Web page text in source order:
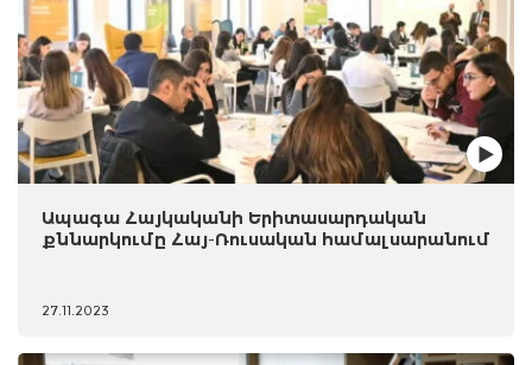
Ապագա Հայկականի Երիտասարդական
քննարկումը Հայ-Ռուսական համալսարանում
27.11.2023